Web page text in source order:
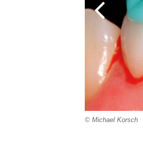
© Michael Korsch